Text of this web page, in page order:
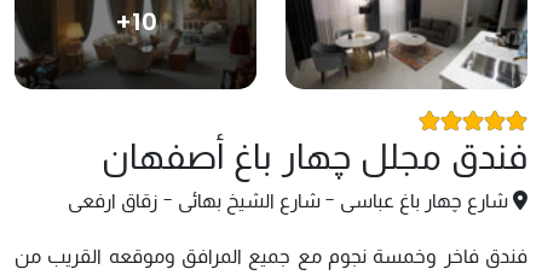
+10
فندق مجلل چهار باغ أصفهان
شارع چهار باغ عباسی - شارع الشیخ بهائی - زقاق ارفعی
فندق فاخر وخمسة نجوم مع جمیع المرافق وموقعه القریب من